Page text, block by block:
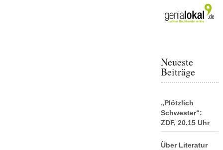
Neueste
Beiträge
„Plötzlich
Schwester“:
ZDF, 20.15 Uhr
Über Literatur